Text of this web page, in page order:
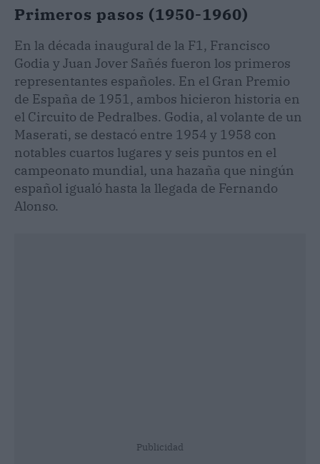
Primeros pasos (1950-1960)
En la década inaugural de la F1, Francisco
Godia y Juan Jover Sañés fueron los primeros
representantes españoles. En el Gran Premio
de España de 1951, ambos hicieron historia en
el Circuito de Pedralbes. Godia, al volante de un
Maserati, se destacó entre 1954 y 1958 con
notables cuartos lugares y seis puntos en el
campeonato mundial, una hazaña que ningún
español igualó hasta la llegada de Fernando
Alonso.
Publicidad